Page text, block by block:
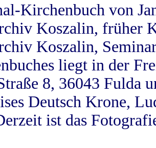
Kirchenbuch von
Koszalin, früher
Koszalin,
liegt in der
8, 36043 Fulda
Deutsch Krone,
ist das